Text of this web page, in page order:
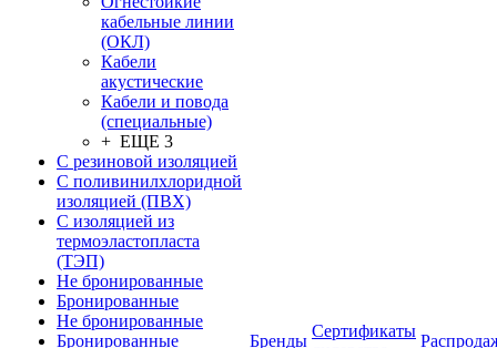
кабельные линии
(ОКЛ)
Кабели
акустические
Кабели и повода
(специальные)
+ ЕЩЕ 3
С резиновой изоляцией
С поливинилхлоридной
изоляцией (ПВХ)
С изоляцией из
термоэластопласта
(ТЭП)
Не бронированные
Бронированные
Не бронированные
Бронированные
Бренды
Сертификаты